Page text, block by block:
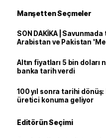
Manşetten Seçmeler
SON DAKİKA |
Arabistan ve Pakistan
Altın fiyatları 5 bin doları
banka tarih verdi
100 yıl sonra tarihi
üretici konuma geliyor
Editörün Seçimi